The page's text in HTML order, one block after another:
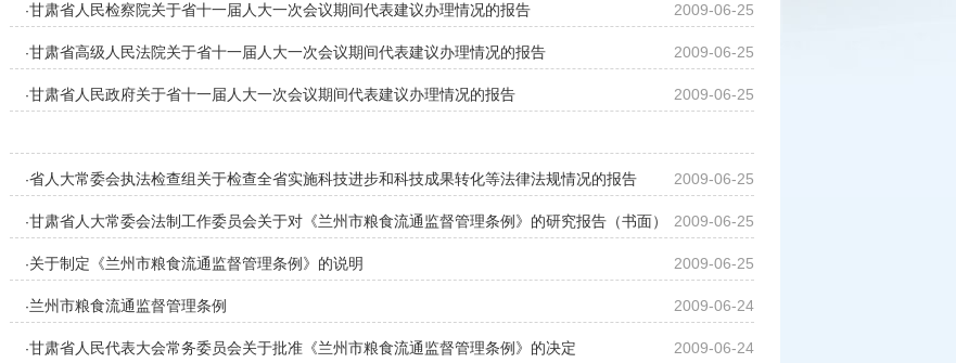
2009-06-25
·甘肃省人民检察院关于省十一届人大一次会议期间代表建议办理情况的报告
2009-06-25
·甘肃省高级人民法院关于省十一届人大一次会议期间代表建议办理情况的报告
2009-06-25
·甘肃省人民政府关于省十一届人大一次会议期间代表建议办理情况的报告
2009-06-25
·省人大常委会执法检查组关于检查全省实施科技进步和科技成果转化等法律法规情况的报告
2009-06-25
·甘肃省人大常委会法制工作委员会关于对《兰州市粮食流通监督管理条例》的研究报告（书面）
2009-06-25
·关于制定《兰州市粮食流通监督管理条例》的说明
2009-06-24
·兰州市粮食流通监督管理条例
2009-06-24
·甘肃省人民代表大会常务委员会关于批准《兰州市粮食流通监督管理条例》的决定